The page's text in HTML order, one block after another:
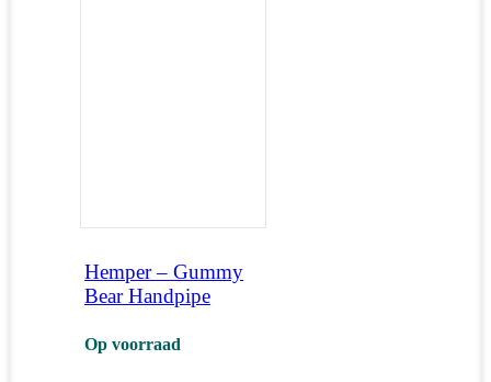
Hemper – Gummy
Bear Handpipe
Op voorraad